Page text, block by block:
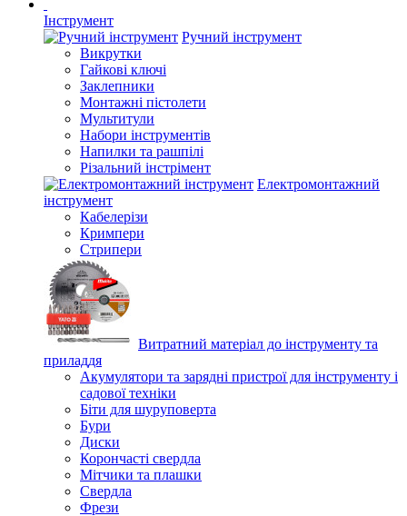
Інструмент
Ручний інструмент
Викрутки
Гайкові ключі
Заклепники
Монтажні пістолети
Мультитули
Набори інструментів
Напилки та рашпілі
Різальний інстрімент
Електромонтажний
інструмент
Кабелерізи
Кримпери
Стрипери
Витратний матеріал до інструменту та
приладдя
Акумулятори та зарядні пристрої для інструменту і
садової техніки
Біти для шуруповерта
Бури
Диски
Корончасті свердла
Мітчики та плашки
Свердла
Фрези